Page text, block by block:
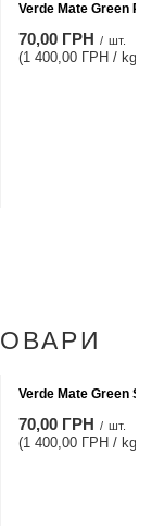
Verde Mate Green
70,00 ГРН / шт.
(1 400,00 ГРН / kg)
Verde Mate Green
70,00 ГРН / шт.
(1 400,00 ГРН / kg)